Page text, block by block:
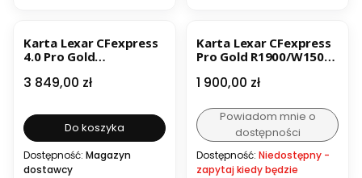
Karta Lexar CFexpress
4.0 Pro Gold
Cena
3 849,00 zł
Do koszyka
Dostępność: Magazyn
dostawcy
Karta Lexar CFexpress
Pro Gold R1900/W1500
Cena
1 900,00 zł
Powiadom mnie o
dostępności
Dostępność: Niedostępny -
zapytaj kiedy będzie